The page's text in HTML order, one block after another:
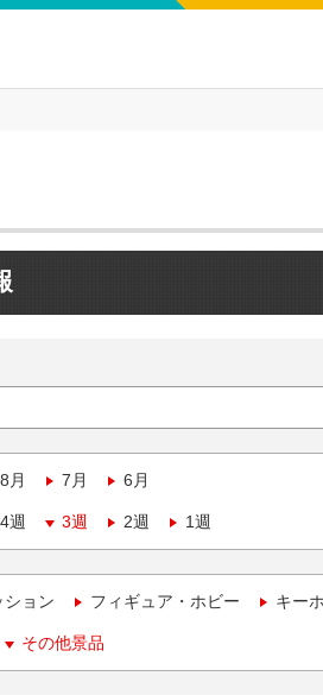
8月 7月 6月
4週 3週 2週 1週
ション フィギュア・ホビー キー
その他景品